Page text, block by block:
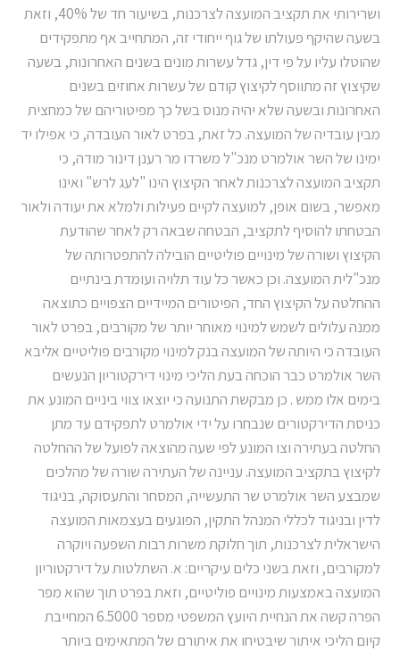
ושרירותי את תקציב המועצה לצרכנות, בשיעור חד של 40%, וזאת
בשעה שהיקף פעולתו של גוף ייחודי זה, המתחייב אף מתפקידים
שהוטלו עליו על פי דין, גדל עשרות מונים בשנים האחרונות, בשעה
שקיצוץ זה מתווסף לקיצוץ קודם של עשרות אחוזים בשנים
האחרונות ובשעה שלא יהיה מנוס בשל כך מפיטוריהם של כמחצית
מבין עובדיה של המועצה. כל זאת, בפרט לאור העובדה, כי אפילו יד
ימינו של השר אולמרט מנכ"ל משרדו מר רענן דינור מודה, כי
תקציב המועצה לצרכנות לאחר הקיצוץ הינו "לעג לרש" ואינו
מאפשר, בשום אופן, למועצה לקיים פעילות ולמלא את יעודה ולאור
הבטחתו להוסיף לתקציב, הבטחה שבאה רק לאחר שהודעת
הקיצוץ ושורה של מינויים פוליטיים הובילה להתפטרותה של
מנכ"לית המועצה. וכן כאשר כל עוד תלויה ועומדת בינתיים
ההחלטה על הקיצוץ החד, הפיטורים המיידיים הצפויים כתוצאה
ממנה עלולים לשמש למינוי מאוחר יותר של מקורבים, בפרט לאור
העובדה כי היותה של המועצה בנק למינוי מקורבים פוליטיים אליבא
השר אולמרט כבר הוכחה בעת הליכי מינוי דירקטוריון הנעשים
בימים אלו ממש . כן מבקשת התנועה כי יוצאו צווי ביניים המונע את
כניסת הדירקטורים שנבחרו על ידי אולמרט לתפקידם עד מתן
החלטה בעתירה וצו המונע לפי שעה מהוצאה לפועל של ההחלטה
לקיצוץ בתקציב המועצה. עניינה של העתירה שורה של מהלכים
שמבצע השר אולמרט שר התעשייה, המסחר והתעסוקה, בניגוד
לדין ובניגוד לכללי המנהל התקין, הפוגעים בעצמאות המועצה
הישראלית לצרכנות, תוך חלוקת משרות רבות השפעה ויוקרה
למקורבים, וזאת בשני כלים עיקריים: א. השתלטות על דירקטוריון
המועצה באמצעות מינויים פוליטיים, וזאת בפרט תוך שהוא מפר
הפרה קשה את הנחיית היועץ המשפטי מספר 6.5000 המחייבת
קיום הליכי איתור שיבטיחו את איתורם של המתאימים ביותר